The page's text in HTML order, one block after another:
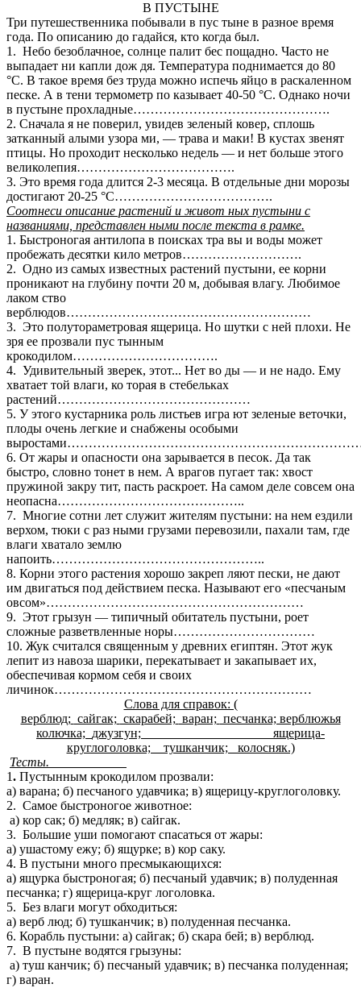
В ПУСТЫНЕ
Три путешественника побывали в пус тыне в разное время
года. По описанию до гадайся, кто когда был.
1. Небо безоблачное, солнце палит бес пощадно. Часто не
выпадает ни капли дож дя. Температура поднимается до 80
°С. В такое время без труда можно испечь яйцо в раскаленном
песке. А в тени термометр по казывает 40-50 °С. Однако ночи
в пустыне прохладные……………………………………….
2. Сначала я не поверил, увидев зеленый ковер, сплошь
затканный алыми узора ми, — трава и маки! В кустах звенят
птицы. Но проходит несколько недель — и нет больше этого
великолепия……………………………….
3. Это время года длится 2-3 месяца. В отдельные дни морозы
достигают 20-25 °С……………………………….
Соотнеси описание растений и живот ных пустыни с
названиями, представлен ными после текста в рамке.
1. Быстроногая антилопа в поисках тра вы и воды может
пробежать десятки кило метров……………………….
2. Одно из самых известных растений пустыни, ее корни
проникают на глубину почти 20 м, добывая влагу. Любимое
лаком ство
верблюдов…………………………………………………
3. Это полутораметровая ящерица. Но шутки с ней плохи. Не
зря ее прозвали пус тынным
крокодилом…………………………….
4. Удивительный зверек, этот... Нет во ды — и не надо. Ему
хватает той влаги, ко торая в стебельках
растений………………………………………
5. У этого кустарника роль листьев игра ют зеленые веточки,
плоды очень легкие и снабжены особыми
6. От жары и опасности она зарывается в песок. Да так
быстро, словно тонет в нем. А врагов пугает так: хвост
пружиной закру тит, пасть раскроет. На самом деле совсем она
неопасна……………………………………..
7. Многие сотни лет служит жителям пустыни: на нем ездили
верхом, тюки с раз ными грузами перевозили, пахали там, где
влаги хватало землю
напоить…………………………………………..
8. Корни этого растения хорошо закреп ляют пески, не дают
им двигаться под действием песка. Называют его «песчаным
овсом»……………………………………………………
9. Этот грызун — типичный обитатель пустыни, роет
сложные разветвленные норы……………………………
10. Жук считался священным у древних египтян. Этот жук
лепит из навоза шарики, перекатывает и закапывает их,
обеспечивая кормом себя и своих
личинок……………………………………………………
Слова для справок: (
верблюд; сайгак; скарабей; варан; песчанка; верблюжья
колючка; джузгун;
ящерица-
круглоголовка; тушканчик; колосняк.)
Тесты.
1. Пустынным крокодилом прозвали:
а) варана; б) песчаного удавчика; в) ящерицу-круглоголовку.
2. Самое быстроногое животное:
а) кор сак; б) медляк; в) сайгак.
3. Большие уши помогают спасаться от жары:
а) ушастому ежу; б) ящурке; в) кор саку.
4. В пустыни много пресмыкающихся:
а) ящурка быстроногая; б) песчаный удавчик; в) полуденная
песчанка; г) ящерица-круг логоловка.
5. Без влаги могут обходиться:
а) верб люд; б) тушканчик; в) полуденная песчанка.
6. Корабль пустыни: а) сайгак; б) скара бей; в) верблюд.
7. В пустыне водятся грызуны:
а) туш канчик; б) песчаный удавчик; в) песчанка полуденная;
г) варан.